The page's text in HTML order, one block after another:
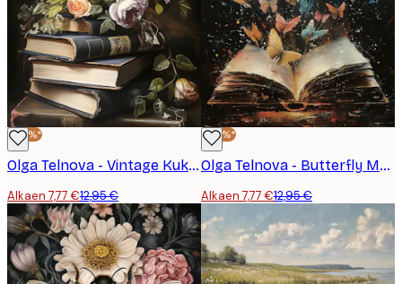
-40%*
Olga Telnova - Vintage Kukkakirjat Juliste
Alkaen 7,77 €12,95 €
-40%*
Olga Telnova - Butterfly Magic Juliste
Alkaen 7,77 €12,95 €